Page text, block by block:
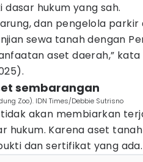
hukum yang sah.
dan pengelola parkir
sewa tanah dengan
aset daerah,” kata
sembarangan
Zoo). IDN Times/Debbie Sutrisno
akan membiarkan
hukum. Karena aset
dan sertifikat yang ada.